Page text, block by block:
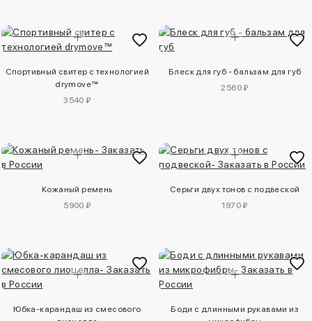
Спортивный свитер с технологией
drymove™
3540 ₽
Блеск для губ - бальзам для губ
2560 ₽
Кожаный ремень
5900 ₽
Серьги двух тонов с подвеской
1970 ₽
Юбка-карандаш из смесового
Боди с длинными рукавами из